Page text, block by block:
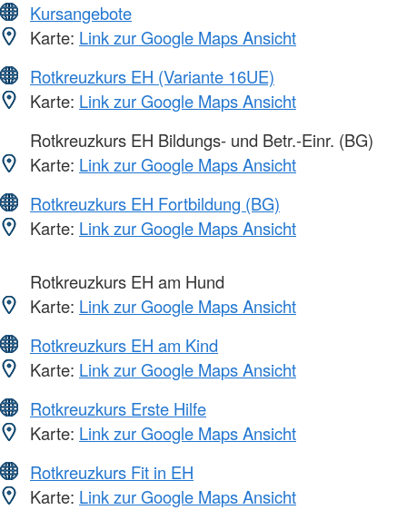
Kursangebote
Karte: Link zur Google Maps Ansicht
Rotkreuzkurs EH (Variante 16UE)
Karte: Link zur Google Maps Ansicht
Rotkreuzkurs EH Bildungs- und Betr.-Einr. (BG)
Karte: Link zur Google Maps Ansicht
Rotkreuzkurs EH Fortbildung (BG)
Karte: Link zur Google Maps Ansicht
Rotkreuzkurs EH am Hund
Karte: Link zur Google Maps Ansicht
Rotkreuzkurs EH am Kind
Karte: Link zur Google Maps Ansicht
Rotkreuzkurs Erste Hilfe
Karte: Link zur Google Maps Ansicht
Rotkreuzkurs Fit in EH
Karte: Link zur Google Maps Ansicht